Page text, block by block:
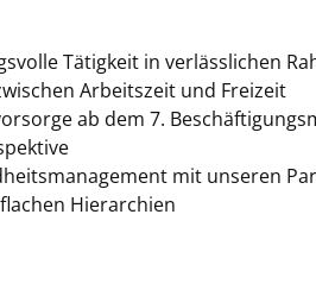
Tätigkeit in verlässlichen
Arbeitszeit und Freizeit
ab dem 7.
mit unseren
Hierarchien